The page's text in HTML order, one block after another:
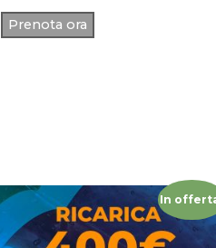
Prenota ora
In